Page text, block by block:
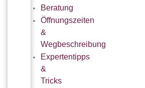
Beratung
Öffnungszeiten
&
Wegbeschreibung
Expertentipps
&
Tricks